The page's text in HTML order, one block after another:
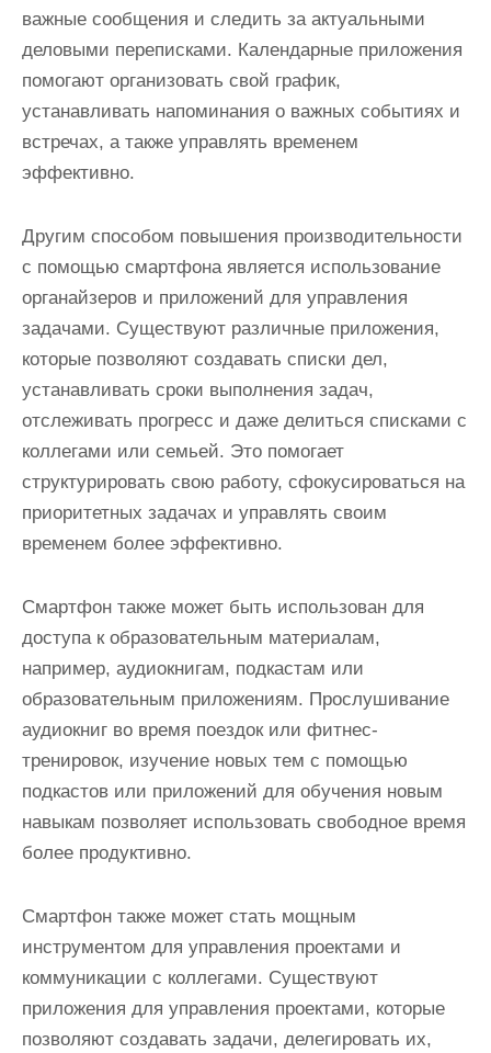
важные сообщения и следить за актуальными
деловыми переписками. Календарные приложения
помогают организовать свой график,
устанавливать напоминания о важных событиях и
встречах, а также управлять временем
эффективно.
Другим способом повышения производительности
с помощью смартфона является использование
органайзеров и приложений для управления
задачами. Существуют различные приложения,
которые позволяют создавать списки дел,
устанавливать сроки выполнения задач,
отслеживать прогресс и даже делиться списками с
коллегами или семьей. Это помогает
структурировать свою работу, сфокусироваться на
приоритетных задачах и управлять своим
временем более эффективно.
Смартфон также может быть использован для
доступа к образовательным материалам,
например, аудиокнигам, подкастам или
образовательным приложениям. Прослушивание
аудиокниг во время поездок или фитнес-
тренировок, изучение новых тем с помощью
подкастов или приложений для обучения новым
навыкам позволяет использовать свободное время
более продуктивно.
Смартфон также может стать мощным
инструментом для управления проектами и
коммуникации с коллегами. Существуют
приложения для управления проектами, которые
позволяют создавать задачи, делегировать их,